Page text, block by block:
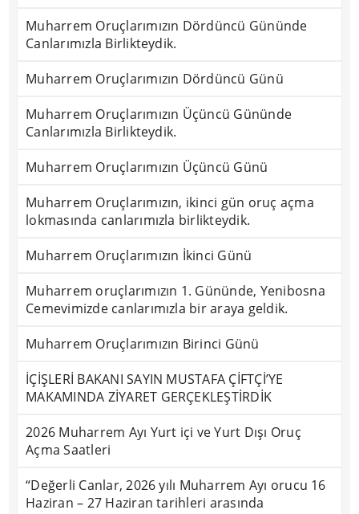
Muharrem Oruçlarımızın Dördüncü Gününde
Canlarımızla Birlikteydik.
Muharrem Oruçlarımızın Dördüncü Günü
Muharrem Oruçlarımızın Üçüncü Gününde
Canlarımızla Birlikteydik.
Muharrem Oruçlarımızın Üçüncü Günü
Muharrem Oruçlarımızın, ikinci gün oruç açma
lokmasında canlarımızla birlikteydik.
Muharrem Oruçlarımızın İkinci Günü
Muharrem oruçlarımızın 1. Gününde, Yenibosna
Cemevimizde canlarımızla bir araya geldik.
Muharrem Oruçlarımızın Birinci Günü
İÇİŞLERİ BAKANI SAYIN MUSTAFA ÇİFTÇİ’YE
MAKAMINDA ZİYARET GERÇEKLEŞTİRDİK
2026 Muharrem Ayı Yurt içi ve Yurt Dışı Oruç
Açma Saatleri
“Değerli Canlar, 2026 yılı Muharrem Ayı orucu 16
Haziran – 27 Haziran tarihleri arasında